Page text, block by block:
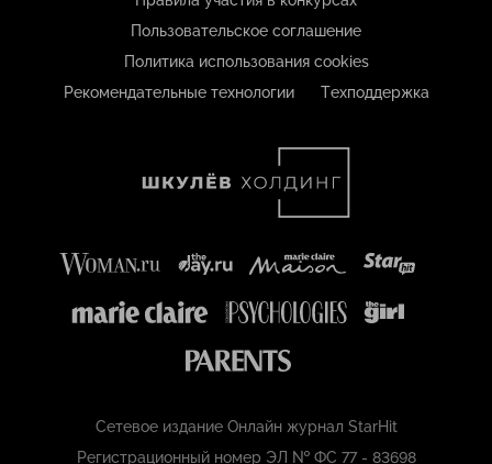
Пользовательское соглашение
Политика использования cookies
Рекомендательные технологии
Техподдержка
Сетевое издание Онлайн журнал StarHit
Регистрационный номер ЭЛ № ФС 77 - 83698